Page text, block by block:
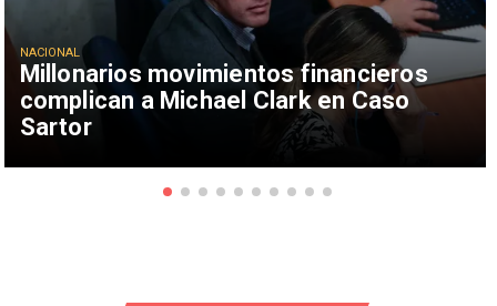
Millonarios movimientos financieros
complican a Michael Clark en Caso
Sartor
NACIONAL